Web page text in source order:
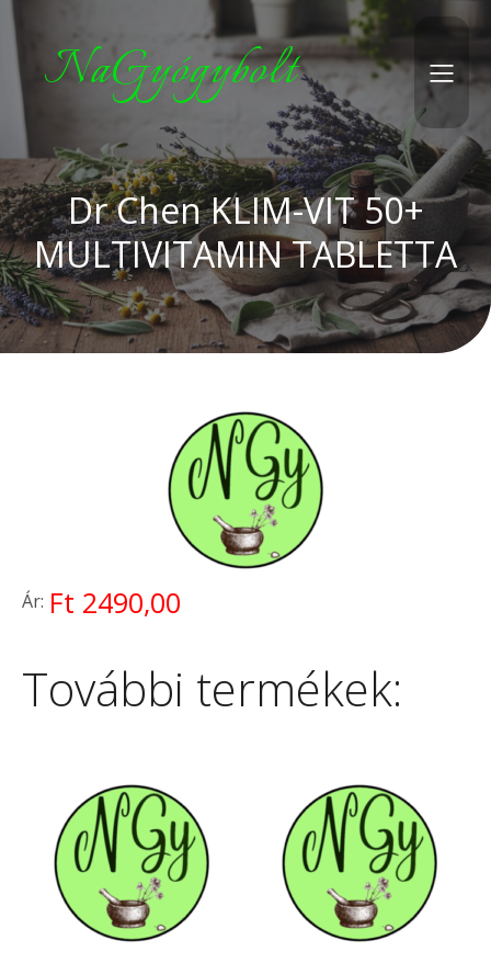
NaGyógybolt
Dr Chen KLIM-VIT 50+
MULTIVITAMIN TABLETTA
Ár: Ft 2490,00
További termékek: